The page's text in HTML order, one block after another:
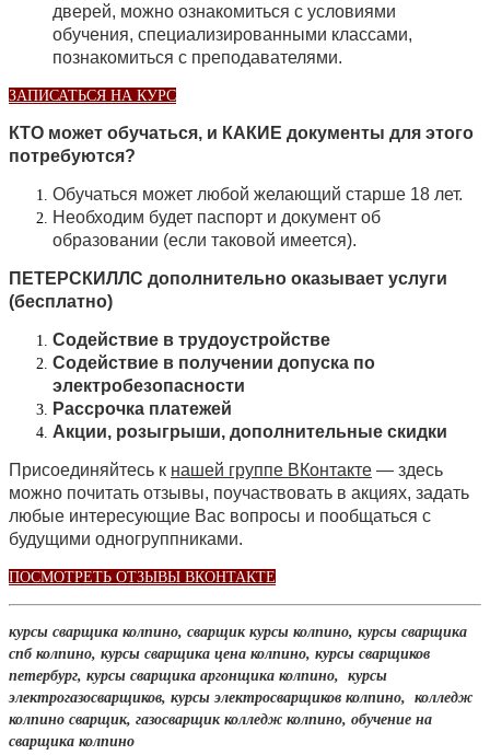
дверей, можно ознакомиться с условиями
обучения, специализированными классами,
познакомиться с преподавателями.
ЗАПИСАТЬСЯ НА КУРС
КТО может обучаться, и КАКИЕ документы для этого
потребуются?
Обучаться может любой желающий старше 18 лет.
Необходим будет паспорт и документ об
образовании (если таковой имеется).
ПЕТЕРСКИЛЛС дополнительно оказывает услуги
(бесплатно)
Содействие в трудоустройстве
Содействие в получении допуска по
электробезопасности
Рассрочка платежей
Акции, розыгрыши, дополнительные скидки
Присоединяйтесь к нашей группе ВКонтакте — здесь
можно почитать отзывы, поучаствовать в акциях, задать
любые интересующие Вас вопросы и пообщаться с
будущими одногруппниками.
ПОСМОТРЕТЬ ОТЗЫВЫ ВКОНТАКТЕ
курсы сварщика колпино, сварщик курсы колпино, курсы сварщика
спб колпино, курсы сварщика цена колпино, курсы сварщиков
петербург, курсы сварщика аргонщика колпино, курсы
электрогазосварщиков, курсы электросварщиков колпино, колледж
колпино сварщик, газосварщик колледж колпино, обучение на
сварщика колпино